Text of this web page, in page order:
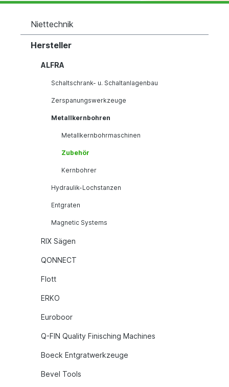
Niettechnik
Hersteller
ALFRA
Schaltschrank- u. Schaltanlagenbau
Zerspanungswerkzeuge
Metallkernbohren
Metallkernbohrmaschinen
Zubehör
Kernbohrer
Hydraulik-Lochstanzen
Entgraten
Magnetic Systems
RIX Sägen
QONNECT
Flott
ERKO
Euroboor
Q-FIN Quality Finisching Machines
Boeck Entgratwerkzeuge
Bevel Tools